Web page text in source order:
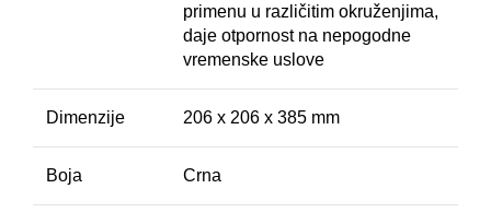
primenu u različitim okruženjima,
daje otpornost na nepogodne
vremenske uslove
Dimenzije 206 x 206 x 385 mm
Boja Crna